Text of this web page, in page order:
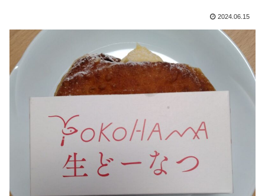
2024.06.15